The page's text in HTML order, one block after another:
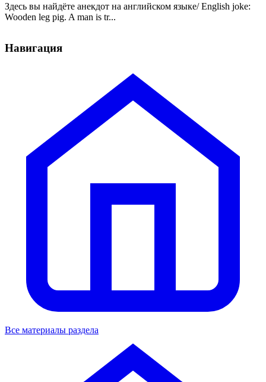
Здесь вы найдёте анекдот на английском языке/ English joke:
Wooden leg pig. A man is tr...
Навигация
Все материалы раздела